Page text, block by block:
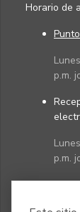
Horario de
p.m.
p.m.